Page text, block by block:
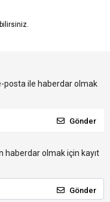
posta ile haberdar olmak
Gönder
haberdar olmak için kayıt
Gönder